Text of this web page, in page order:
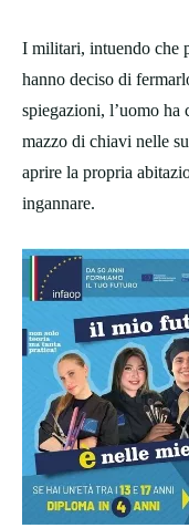
I militari, intuendo che
hanno deciso di
spiegazioni, l’uomo ha
mazzo di chiavi nelle
aprire la propria
ingannare.